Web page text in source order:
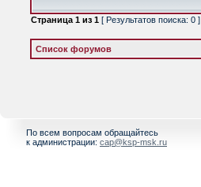
Страница 1 из 1 [ Результатов поиска: 0 ]
Список форумов
По всем вопросам обращайтесь
к администрации: cap@ksp-msk.ru